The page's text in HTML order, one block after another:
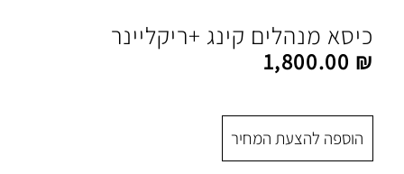
קינג +ריקליינר
המחיר